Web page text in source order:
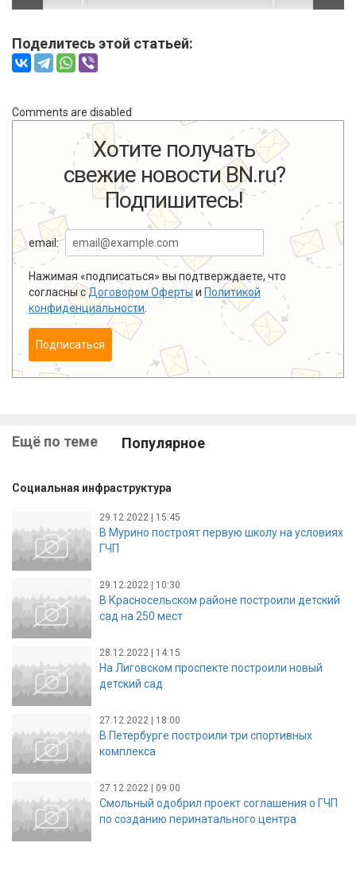
Поделитесь этой статьей:
Comments are disabled
Хотите получать
свежие новости BN.ru?
Подпишитесь!
email:
Нажимая «подписаться» вы подтверждаете, что
согласны сДоговором Оферты и Политикой
конфиденциальности
Подписаться
Ещё по теме Популярное
Социальная инфраструктура
29.12.2022 | 15:45
В Мурино построят первую школу на условиях
ГЧП
29.12.2022 | 10:30
В Красносельском районе построили детский
сад на 250 мест
28.12.2022 | 14:15
На Лиговском проспекте построили новый
детский сад
27.12.2022 | 18:00
В Петербурге построили три спортивных
комплекса
27.12.2022 | 09:00
Смольный одобрил проект соглашения о ГЧП
по созданию перинатального центра